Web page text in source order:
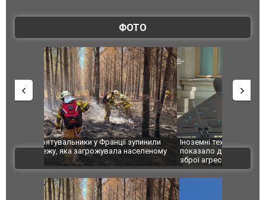
ФОТО
Іноземні технології вбивають українців: ГУР
показало дипломатам західні компоненти у
зброї агресора. ФОТО
Росіяни